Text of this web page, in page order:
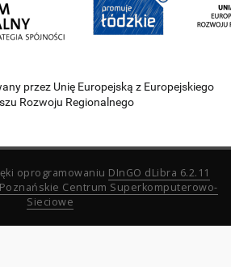
przez Unię Europejską z Europejskiego
Rozwoju Regionalnego
oprogramowaniu DInGO dLibra 6.2.11
Poznańskie Centrum Superkomputerowo-
Sieciowe